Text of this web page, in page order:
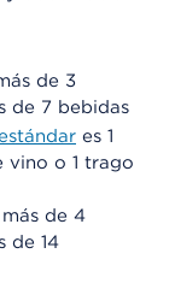
de 3
de 7 bebidas
es 1
vino o 1 trago
de 4
de 14